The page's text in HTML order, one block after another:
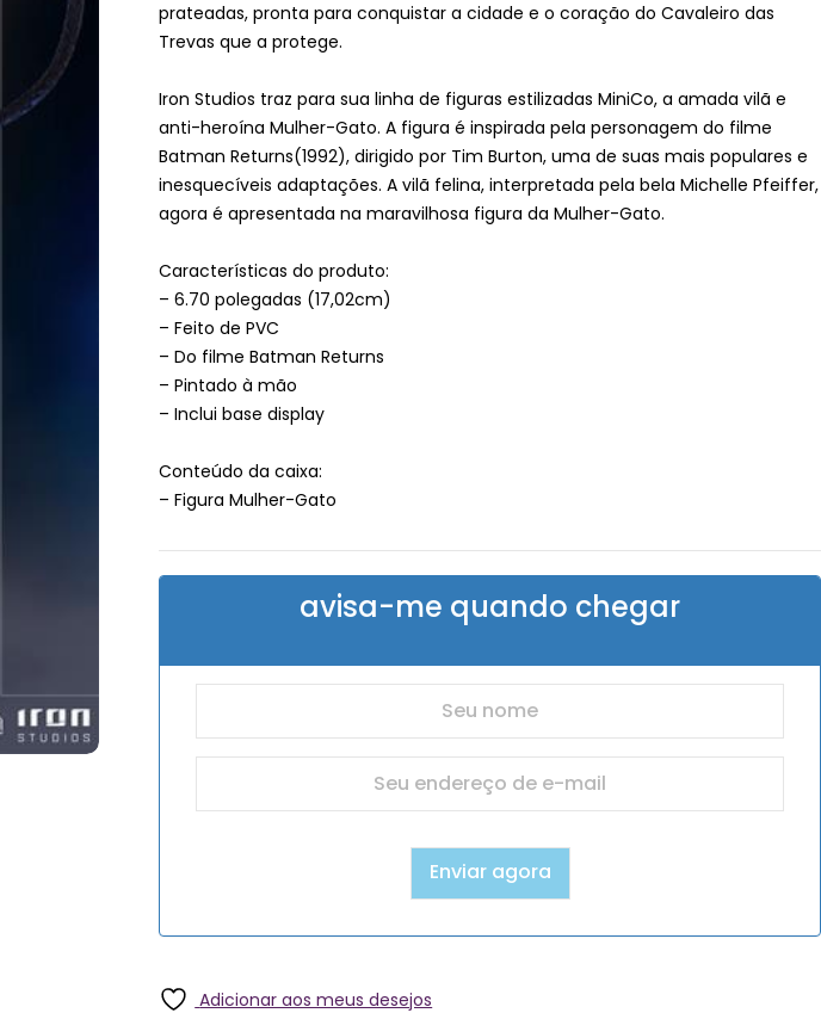
prateadas, pronta para conquistar a cidade e o coração do Cavaleiro das
Trevas que a protege.
Iron Studios traz para sua linha de figuras estilizadas MiniCo, a amada vilã e
anti-heroína Mulher-Gato. A figura é inspirada pela personagem do filme
Batman Returns(1992), dirigido por Tim Burton, uma de suas mais populares e
inesquecíveis adaptações. A vilã felina, interpretada pela bela Michelle Pfeiffer,
agora é apresentada na maravilhosa figura da Mulher-Gato.
Características do produto:
– 6.70 polegadas (17,02cm)
– Feito de PVC
– Do filme Batman Returns
– Pintado à mão
– Inclui base display
Conteúdo da caixa:
– Figura Mulher-Gato
avisa-me quando chegar
Adicionar aos meus desejos